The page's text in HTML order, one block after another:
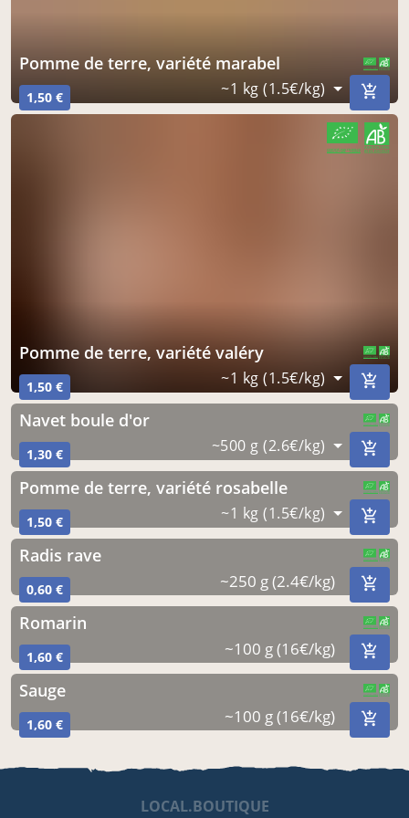
pomme de terre, variété marabel
1,50 € ~1 kg (1.5€/kg)
pomme de terre, variété valéry
1,50 € ~1 kg (1.5€/kg)
CERTIFIÉ PAR FR-BIO-10
AGRICULTURE FRANCE
navet boule d'or
1,30 € ~500 g (2.6€/kg)
pomme de terre, variété rosabelle
1,50 € ~1 kg (1.5€/kg)
radis rave
0,60 € ~250 g (2.4€/kg)
romarin
1,60 € ~100 g (16€/kg)
sauge
1,60 € ~100 g (16€/kg)
LOCAL.BOUTIQUE